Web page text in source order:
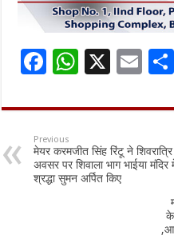
F
e
b
o
o
W
at
sA
p
p
X
E
ai
l
Previous
मेयर करमजीत सिंह रिंटू ने
अवसर पर शिवाला भाग भाईया मंदिर
श्रद्धा सुमन अर्पित किए
के